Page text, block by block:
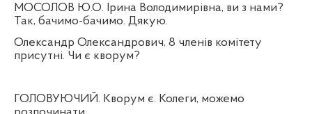
МОСОЛОВ Ю.О. Ірина Володимирівна, ви з нами?
Так, бачимо-бачимо. Дякую.
Олександр Олександрович, 8 членів комітету
присутні. Чи є кворум?
ГОЛОВУЮЧИЙ. Кворум є. Колеги, можемо